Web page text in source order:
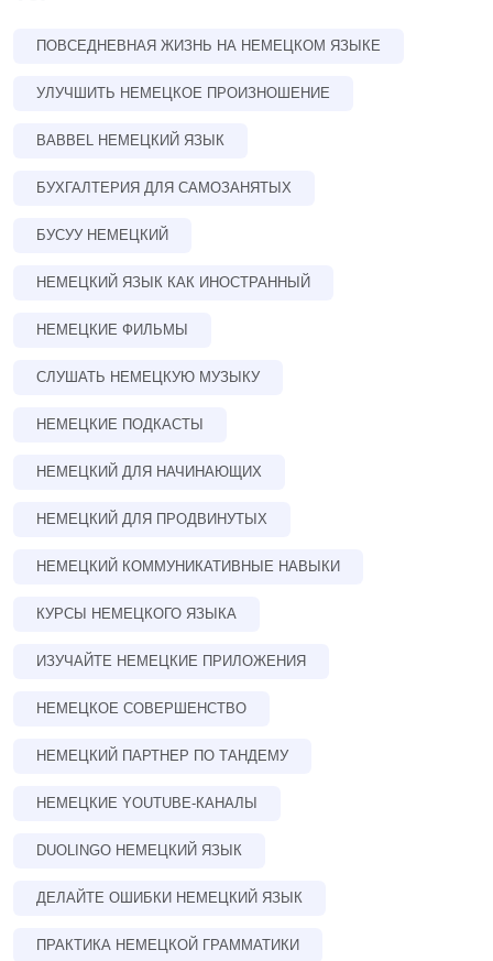
ПОВСЕДНЕВНАЯ ЖИЗНЬ НА НЕМЕЦКОМ ЯЗЫКЕ
УЛУЧШИТЬ НЕМЕЦКОЕ ПРОИЗНОШЕНИЕ
BABBEL НЕМЕЦКИЙ ЯЗЫК
БУХГАЛТЕРИЯ ДЛЯ САМОЗАНЯТЫХ
БУСУУ НЕМЕЦКИЙ
НЕМЕЦКИЙ ЯЗЫК КАК ИНОСТРАННЫЙ
НЕМЕЦКИЕ ФИЛЬМЫ
СЛУШАТЬ НЕМЕЦКУЮ МУЗЫКУ
НЕМЕЦКИЕ ПОДКАСТЫ
НЕМЕЦКИЙ ДЛЯ НАЧИНАЮЩИХ
НЕМЕЦКИЙ ДЛЯ ПРОДВИНУТЫХ
НЕМЕЦКИЙ КОММУНИКАТИВНЫЕ НАВЫКИ
КУРСЫ НЕМЕЦКОГО ЯЗЫКА
ИЗУЧАЙТЕ НЕМЕЦКИЕ ПРИЛОЖЕНИЯ
НЕМЕЦКОЕ СОВЕРШЕНСТВО
НЕМЕЦКИЙ ПАРТНЕР ПО ТАНДЕМУ
НЕМЕЦКИЕ YOUTUBE-КАНАЛЫ
DUOLINGO НЕМЕЦКИЙ ЯЗЫК
ДЕЛАЙТЕ ОШИБКИ НЕМЕЦКИЙ ЯЗЫК
ПРАКТИКА НЕМЕЦКОЙ ГРАММАТИКИ